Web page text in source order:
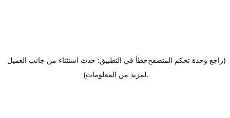
خطأ في التطبيق: حدث استثناء من جانب العميل(راجع وحدة تحكم المتصفح
لمزيد من المعلومات).